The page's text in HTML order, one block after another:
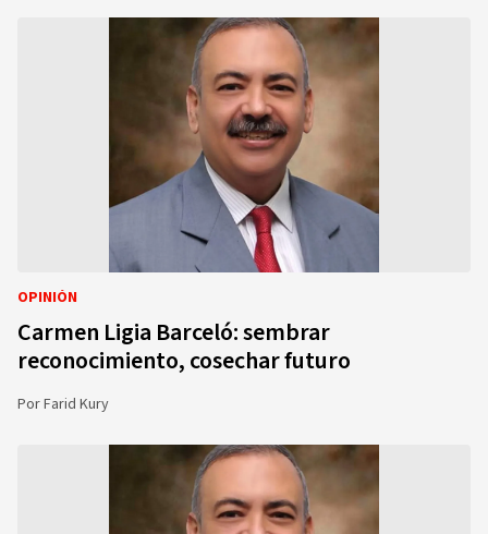
OPINIÓN
Carmen Ligia Barceló: sembrar
reconocimiento, cosechar futuro
PorFarid Kury